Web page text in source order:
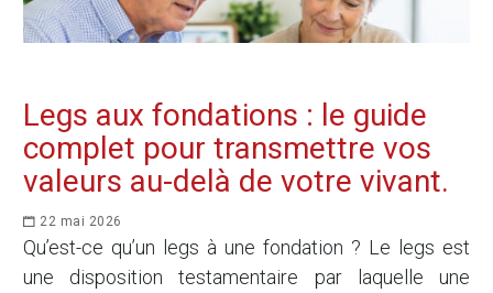
Legs aux fondations : le guide
complet pour transmettre vos
valeurs au-delà de votre vivant.
22 mai 2026
Qu’est-ce qu’un legs à une fondation ? Le legs est
une disposition testamentaire par laquelle une